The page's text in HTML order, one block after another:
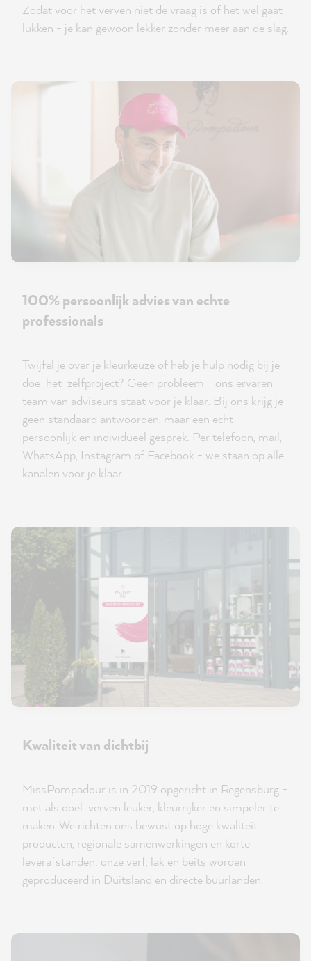
Zodat voor het verven niet de vraag is of het wel gaat
lukken - je kan gewoon lekker zonder meer aan de slag.
100% persoonlijk advies van echte
professionals
Twijfel je over je kleurkeuze of heb je hulp nodig bij je
doe-het-zelfproject? Geen probleem - ons ervaren
team van adviseurs staat voor je klaar. Bij ons krijg je
geen standaard antwoorden, maar een echt
persoonlijk en individueel gesprek. Per telefoon, mail,
WhatsApp, Instagram of Facebook - we staan op alle
kanalen voor je klaar.
Kwaliteit van dichtbij
MissPompadour is in 2019 opgericht in Regensburg -
met als doel: verven leuker, kleurrijker en simpeler te
maken. We richten ons bewust op hoge kwaliteit
producten, regionale samenwerkingen en korte
leverafstanden: onze verf, lak en beits worden
geproduceerd in Duitsland en directe buurlanden.